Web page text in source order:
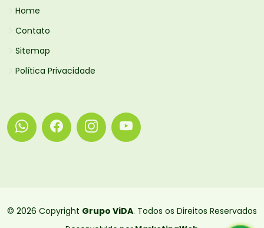
Home
Contato
Sitemap
Política Privacidade
© 2026 Copyright Grupo ViDA. Todos os Direitos Reservados